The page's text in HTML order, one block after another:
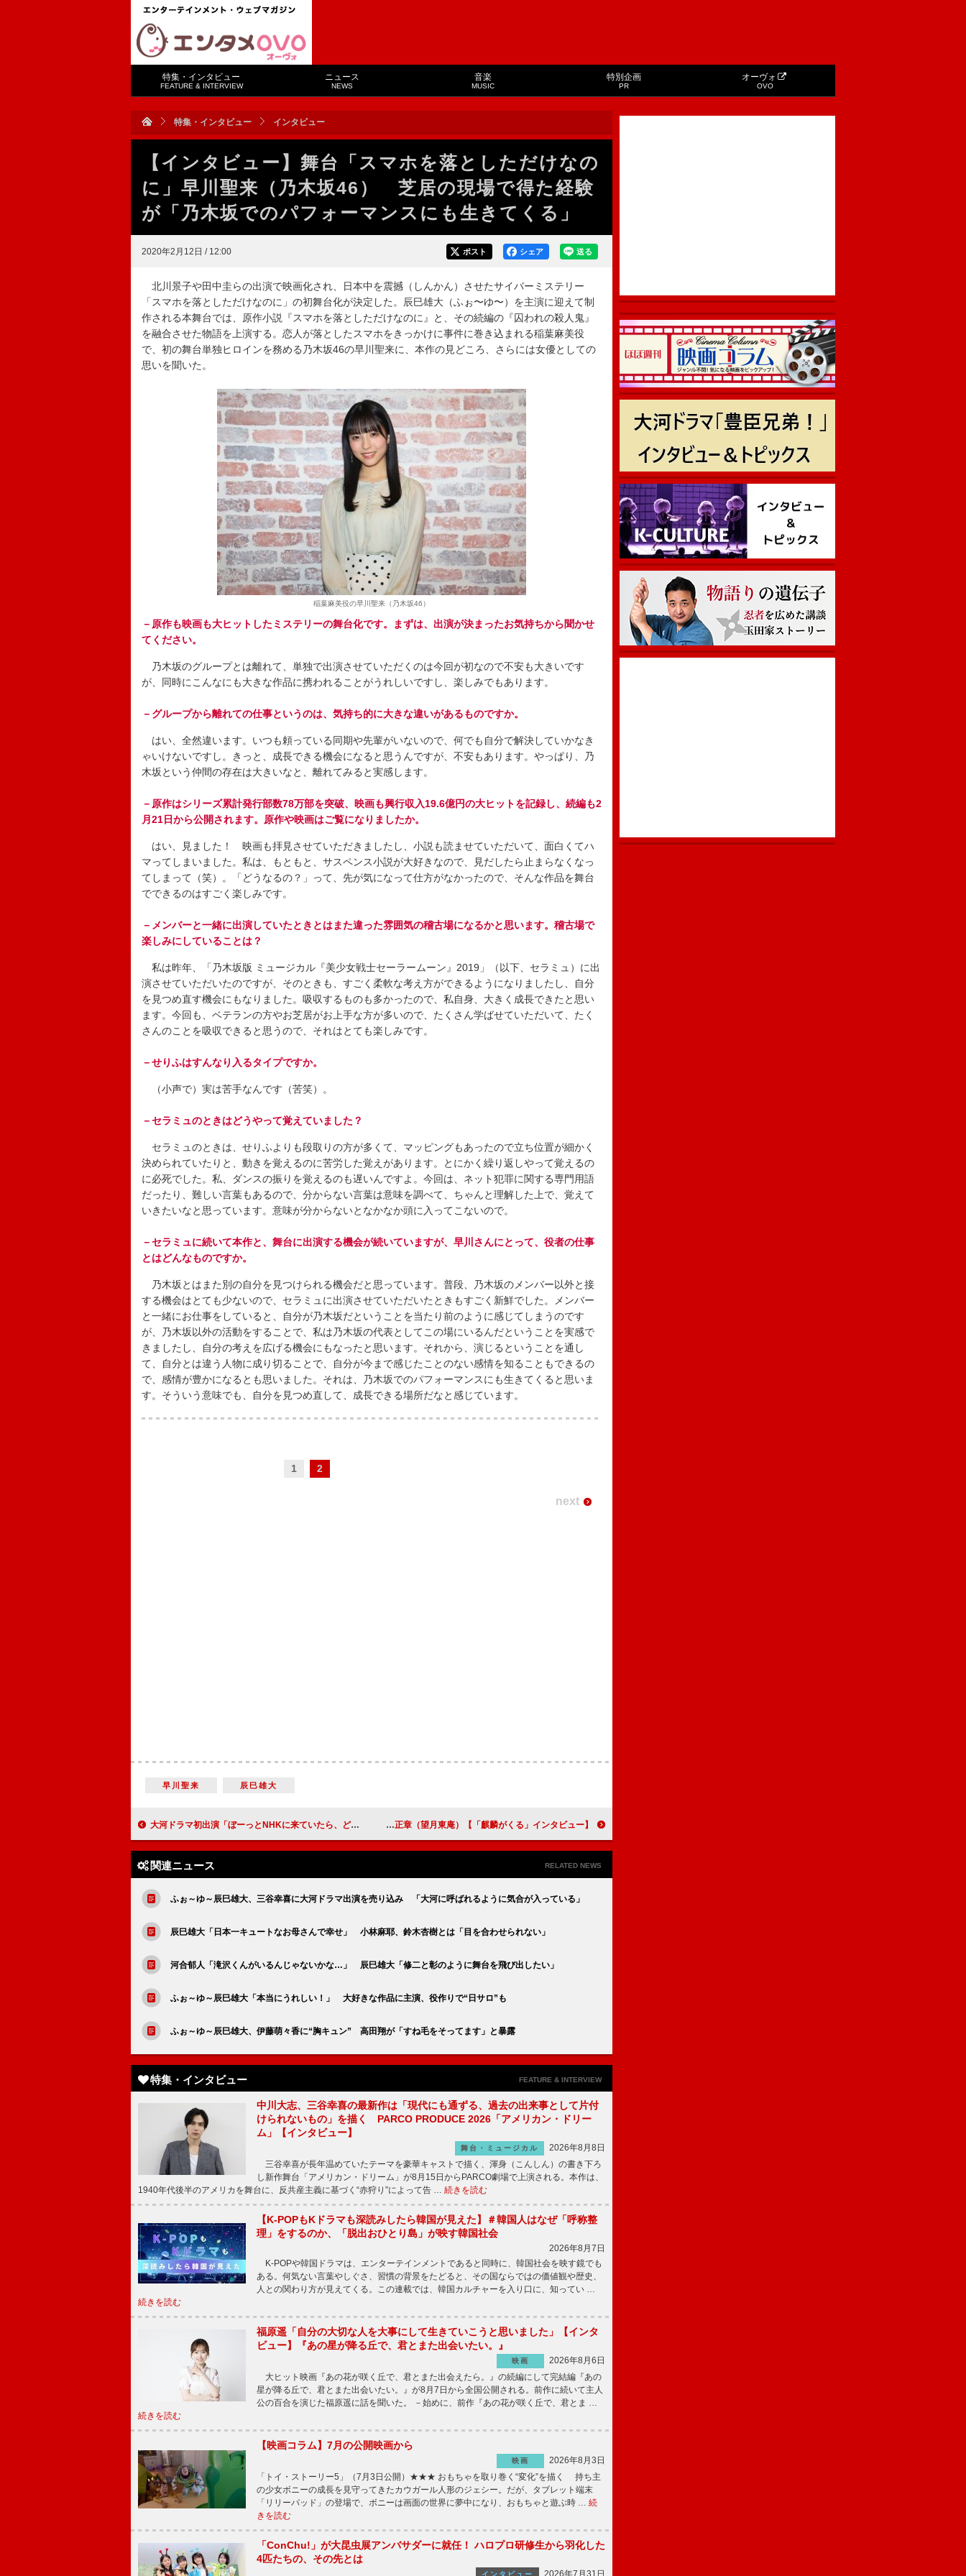
特集・インタビュー
FEATURE & INTERVIEW
ニュース
NEWS
音楽
MUSIC
特別企画
PR
オーヴォ
OVO
特集・インタビュー インタビュー
【インタビュー】舞台「スマホを落としただけなの
に」早川聖来（乃木坂46） 芝居の現場で得た経験
が「乃木坂でのパフォーマンスにも生きてくる」
2020年2月12日 / 12:00 送る
シェア
ポスト
北川景子や田中圭らの出演で映画化され、日本中を震撼（しんかん）させたサイバーミステリー
「スマホを落としただけなのに」の初舞台化が決定した。辰巳雄大（ふぉ〜ゆ〜）を主演に迎えて制
作される本舞台では、原作小説『スマホを落としただけなのに』と、その続編の『囚われの殺人鬼』
を融合させた物語を上演する。恋人が落としたスマホをきっかけに事件に巻き込まれる稲葉麻美役
で、初の舞台単独ヒロインを務める乃木坂46の早川聖来に、本作の見どころ、さらには女優としての
思いを聞いた。
稲葉麻美役の早川聖来（乃木坂46）
－原作も映画も大ヒットしたミステリーの舞台化です。まずは、出演が決まったお気持ちから聞かせ
てください。
乃木坂のグループとは離れて、単独で出演させていただくのは今回が初なので不安も大きいです
が、同時にこんなにも大きな作品に携われることがうれしいですし、楽しみでもあります。
－グループから離れての仕事というのは、気持ち的に大きな違いがあるものですか。
はい、全然違います。いつも頼っている同期や先輩がいないので、何でも自分で解決していかなき
ゃいけないですし。きっと、成長できる機会になると思うんですが、不安もあります。やっぱり、乃
木坂という仲間の存在は大きいなと、離れてみると実感します。
－原作はシリーズ累計発行部数78万部を突破、映画も興行収入19.6億円の大ヒットを記録し、続編も2
月21日から公開されます。原作や映画はご覧になりましたか。
はい、見ました！ 映画も拝見させていただきましたし、小説も読ませていただいて、面白くてハ
マってしまいました。私は、もともと、サスペンス小説が大好きなので、見だしたら止まらなくなっ
てしまって（笑）。「どうなるの？」って、先が気になって仕方がなかったので、そんな作品を舞台
でできるのはすごく楽しみです。
－メンバーと一緒に出演していたときとはまた違った雰囲気の稽古場になるかと思います。稽古場で
楽しみにしていることは？
私は昨年、「乃木坂版 ミュージカル『美少女戦士セーラームーン』2019」（以下、セラミュ）に出
演させていただいたのですが、そのときも、すごく柔軟な考え方ができるようになりましたし、自分
を見つめ直す機会にもなりました。吸収するものも多かったので、私自身、大きく成長できたと思い
ます。今回も、ベテランの方やお芝居がお上手な方が多いので、たくさん学ばせていただいて、たく
さんのことを吸収できると思うので、それはとても楽しみです。
－せりふはすんなり入るタイプですか。
（小声で）実は苦手なんです（苦笑）。
－セラミュのときはどうやって覚えていました？
セラミュのときは、せりふよりも段取りの方が多くて、マッピングもあったので立ち位置が細かく
決められていたりと、動きを覚えるのに苦労した覚えがあります。とにかく繰り返しやって覚えるの
に必死でした。私、ダンスの振りを覚えるのも遅いんですよ。今回は、ネット犯罪に関する専門用語
だったり、難しい言葉もあるので、分からない言葉は意味を調べて、ちゃんと理解した上で、覚えて
いきたいなと思っています。意味が分からないとなかなか頭に入ってこないので。
－セラミュに続いて本作と、舞台に出演する機会が続いていますが、早川さんにとって、役者の仕事
とはどんなものですか。
乃木坂とはまた別の自分を見つけられる機会だと思っています。普段、乃木坂のメンバー以外と接
する機会はとても少ないので、セラミュに出演させていただいたときもすごく新鮮でした。メンバー
と一緒にお仕事をしていると、自分が乃木坂だということを当たり前のように感じてしまうのです
が、乃木坂以外の活動をすることで、私は乃木坂の代表としてこの場にいるんだということを実感で
きましたし、自分の考えを広げる機会にもなったと思います。それから、演じるということを通し
て、自分とは違う人物に成り切ることで、自分が今まで感じたことのない感情を知ることもできるの
で、感情が豊かになるとも思いました。それは、乃木坂でのパフォーマンスにも生きてくると思いま
す。そういう意味でも、自分を見つめ直して、成長できる場所だなと感じています。
1 2
next
早川聖来 辰巳雄大
大河ドラマ初出演「ぼーっとNHKに来ていたら、どえらい仕事が舞い込んできました（笑）」岡村隆史（菊丸）【「麒麟がくる」インタビュー】 本木雅弘と22年ぶりの大河ドラマ共演に「抱きしめてやろうかと思いました（笑）」堺正章（望月東庵）【「麒麟がくる」インタビュー】
関連ニュース RELATED NEWS
ふぉ～ゆ～辰巳雄大、三谷幸喜に大河ドラマ出演を売り込み 「大河に呼ばれるように気合が入っている」
辰巳雄大「日本一キュートなお母さんで幸せ」 小林麻耶、鈴木杏樹とは「目を合わせられない」
河合郁人「滝沢くんがいるんじゃないかな…」 辰巳雄大「修二と彰のように舞台を飛び出したい」
ふぉ～ゆ～辰巳雄大「本当にうれしい！」 大好きな作品に主演、役作りで“日サロ”も
ふぉ～ゆ～辰巳雄大、伊藤萌々香に“胸キュン” 高田翔が「すね毛をそってます」と暴露
特集・インタビュー FEATURE & INTERVIEW
中川大志、三谷幸喜の最新作は「現代にも通ずる、過去の出来事として片付
けられないもの」を描く PARCO PRODUCE 2026「アメリカン・ドリー
ム」【インタビュー】
舞台・ミュージカル
2026年8月8日
三谷幸喜が長年温めていたテーマを豪華キャストで描く、渾身（こんしん）の書き下ろ
し新作舞台「アメリカン・ドリーム」が8月15日からPARCO劇場で上演される。本作は、
1940年代後半のアメリカを舞台に、反共産主義に基づく“赤狩り”によって告 … 続きを読む
【K-POPもKドラマも深読みしたら韓国が見えた】＃韓国人はなぜ「呼称整
理」をするのか、「脱出おひとり島」が映す韓国社会
2026年8月7日
K-POPや韓国ドラマは、エンターテインメントであると同時に、韓国社会を映す鏡でも
ある。何気ない言葉やしぐさ、習慣の背景をたどると、その国ならではの価値観や歴史、
人との関わり方が見えてくる。この連載では、韓国カルチャーを入り口に、知ってい …
続きを読む
福原遥「自分の大切な人を大事にして生きていこうと思いました」【インタ
ビュー】『あの星が降る丘で、君とまた出会いたい。』
映画
2026年8月6日
大ヒット映画『あの花が咲く丘で、君とまた出会えたら。』の続編にして完結編『あの
星が降る丘で、君とまた出会いたい。』が8月7日から全国公開される。前作に続いて主人
公の百合を演じた福原遥に話を聞いた。 －始めに、前作『あの花が咲く丘で、君とま …
続きを読む
【映画コラム】7月の公開映画から
映画
2026年8月3日
「トイ・ストーリー5」（7月3日公開）★★★ おもちゃを取り巻く“変化”を描く 持ち主
の少女ボニーの成長を見守ってきたカウガール人形のジェシー。だが、タブレット端末
「リリーパッド」の登場で、ボニーは画面の世界に夢中になり、おもちゃと遊ぶ時 … 続
きを読む
「ConChu!」が大昆虫展アンバサダーに就任！ ハロプロ研修生から羽化した
4匹たちの、その先とは
インタビュー 2026年7月31日